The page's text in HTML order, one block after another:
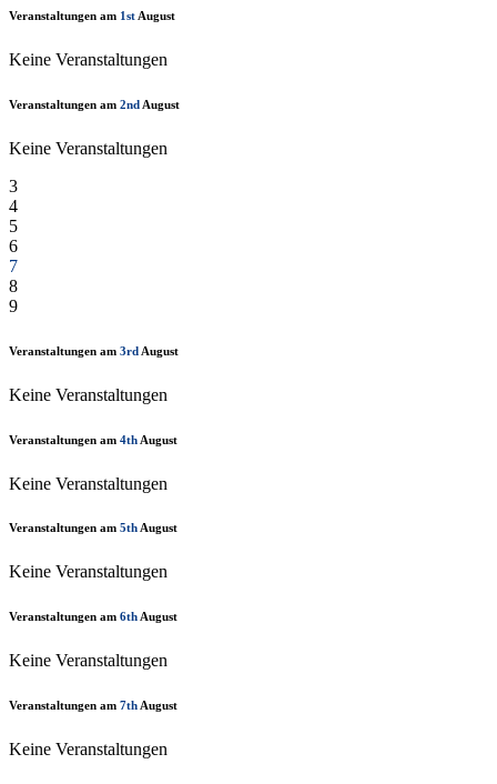
Veranstaltungen am 1st August
Keine Veranstaltungen
Veranstaltungen am 2nd August
Keine Veranstaltungen
3
4
5
6
7
8
9
Veranstaltungen am 3rd August
Keine Veranstaltungen
Veranstaltungen am 4th August
Keine Veranstaltungen
Veranstaltungen am 5thAugust
Keine Veranstaltungen
Veranstaltungen am 6thAugust
Keine Veranstaltungen
Veranstaltungen am 7th August
Keine Veranstaltungen